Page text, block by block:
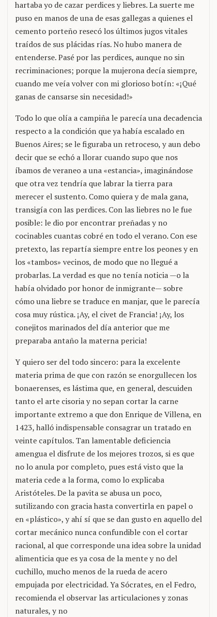
hartaba yo de cazar perdices y liebres. La suerte me
puso en manos de una de esas gallegas a quienes el
cemento porteño resecó los últimos jugos vitales
traídos de sus plácidas rías. No hubo manera de
entenderse. Pasé por las perdices, aunque no sin
recriminaciones; porque la mujerona decía siempre,
cuando me veía volver con mi glorioso botín: «¡Qué
ganas de cansarse sin necesidad!»
Todo lo que olía a campiña le parecía una decadencia
respecto a la condición que ya había escalado en
Buenos Aires; se le figuraba un retroceso, y aun debo
decir que se echó a llorar cuando supo que nos
íbamos de veraneo a una «estancia», imaginándose
que otra vez tendría que labrar la tierra para
merecer el sustento. Como quiera y de mala gana,
transigía con las perdices. Con las liebres no le fue
posible: le dio por encontrar preñadas y no
cocinables cuantas cobré en todo el verano. Con ese
pretexto, las repartía siempre entre los peones y en
los «tambos» vecinos, de modo que no llegué a
probarlas. La verdad es que no tenía noticia —o la
había olvidado por honor de inmigrante— sobre
cómo una liebre se traduce en manjar, que le parecía
cosa muy rústica. ¡Ay, el civet de Francia! ¡Ay, los
conejitos marinados del día anterior que me
preparaba antaño la materna pericia!
Y quiero ser del todo sincero: para la excelente
materia prima de que con razón se enorgullecen los
bonaerenses, es lástima que, en general, descuiden
tanto el arte cisoria y no sepan cortar la carne
importante extremo a que don Enrique de Villena, en
1423, halló indispensable consagrar un tratado en
veinte capítulos. Tan lamentable deficiencia
amengua el disfrute de los mejores trozos, si es que
no lo anula por completo, pues está visto que la
materia cede a la forma, como lo explicaba
Aristóteles. De la pavita se abusa un poco,
sutilizando con gracia hasta convertirla en papel o
en «plástico», y ahí sí que se dan gusto en aquello del
cortar mecánico nunca confundible con el cortar
racional, al que corresponde una idea sobre la unidad
alimenticia que es ya cosa de la mente y no del
cuchillo, mucho menos de la rueda de acero
empujada por electricidad. Ya Sócrates, en el Fedro,
recomienda el observar las articulaciones y zonas
naturales, y no